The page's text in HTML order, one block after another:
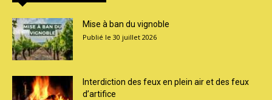
Mise à ban du vignoble
30 juillet 2026
Interdiction des feux en plein air et des feux
d’artifice